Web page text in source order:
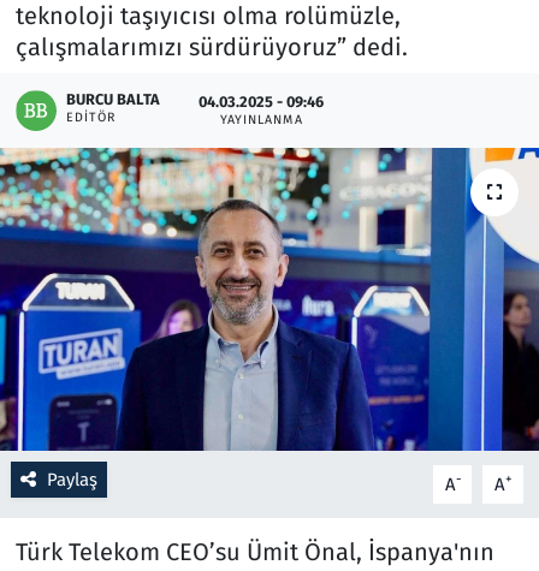
teknoloji taşıyıcısı olma rolümüzle,
çalışmalarımızı sürdürüyoruz” dedi.
BURCU BALTA
EDITÖR
04.03.2025 - 09:46
YAYINLANMA
Paylaş A- A+
Türk Telekom CEO’su Ümit Önal, İspanya'nın
Resmi İlanlar
Rüya Tabirleri
Sağlık
Savunma Sanayi
Seçim 2023
Spor
Teknoloji ve Bilim
Televizyon